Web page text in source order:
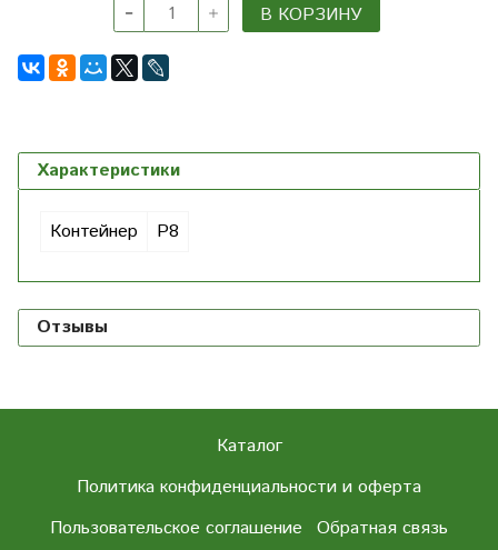
В КОРЗИНУ
Характеристики
Контейнер Р8
Отзывы
Каталог
Политика конфиденциальности и оферта
Пользовательское соглашение
Обратная связь